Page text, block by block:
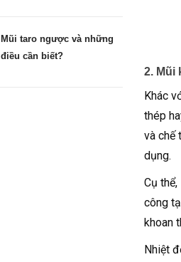
2. Mũi
Khác
thép
và chế
dụng.
Cụ
công
khoan
Nhiệt
Mũi taro ngược và những
điều cần biết?